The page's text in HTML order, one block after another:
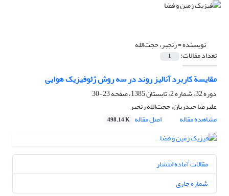
نویسنده =رنجبر، حجت‌الله
تعداد مقالات: 1
مقایسة کاربرد آنالیز روند در سه روش ژئوفیزیک هوایی
دوره 32، شماره 2، تابستان 1385، صفحه
23-30
علیرضا حیدریان، حجت‌الله رنجبر
مشاهده مقاله
اصل مقاله 498.14 K
مقالات آماده انتشار
شماره جاری